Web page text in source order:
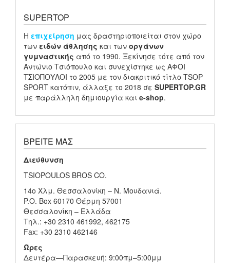
SUPERTOP
H επιχείρηση μας δραστηριοποιείται στον χώρο
των ειδών άθλησης και των οργάνων
γυμναστικής από το 1990. Ξεκίνησε τότε από τον
Αντώνιο Τσιόπουλο και συνεχίστηκε ως ΑΦΟΙ
ΤΣΙΟΠΟΥΛΟΙ το 2005 με τον διακριτικό τίτλο TSOP
SPORT κατόπιν, άλλαξε το 2018 σε SUPERTOP.GR
με παράλληλη δημιουργία και e-shop.
ΒΡΕΊΤΕ ΜΑΣ
Διεύθυνση
TSIOPOULOS BROS CO.
14ο Χλμ. Θεσσαλονίκη – Ν. Μουδανιά.
P.O. Box 60170 Θέρμη 57001
Θεσσαλονίκη – Ελλάδα
Τηλ.: +30 2310 461992, 462175
Fax: +30 2310 462146
Ώρες
Δευτέρα—Παρασκευή: 9:00πμ–5:00μμ